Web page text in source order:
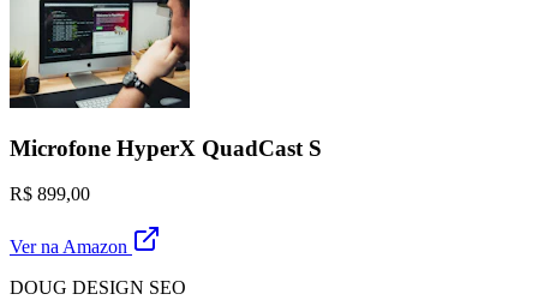
Microfone HyperX QuadCast S
R$ 899,00
Ver na Amazon
DOUG DESIGN SEO